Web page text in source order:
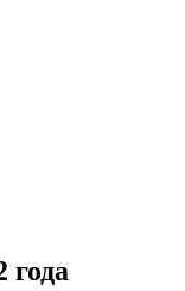
года